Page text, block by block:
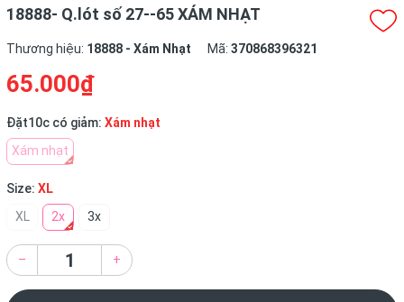
18888- Q.lót số 27--65 XÁM NHẠT
Thương hiệu: 18888 - Xám Nhạt Mã: 370868396321
65.000₫
Đặt10c có giảm: Xám nhạt
Xám nhạt
Size: XL
XL
2x 3x
– +